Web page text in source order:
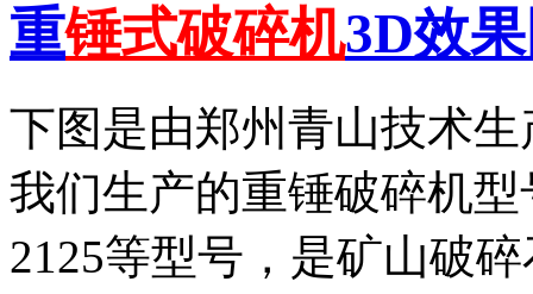
重锤式破碎机3D效
下图是由郑州青山技术
我们生产的重锤破碎机型
2125等型号，是矿山破